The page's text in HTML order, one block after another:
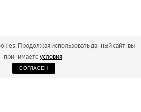
Продолжая использовать данный сайт, вы
принимаете условия
СОГЛАСЕН